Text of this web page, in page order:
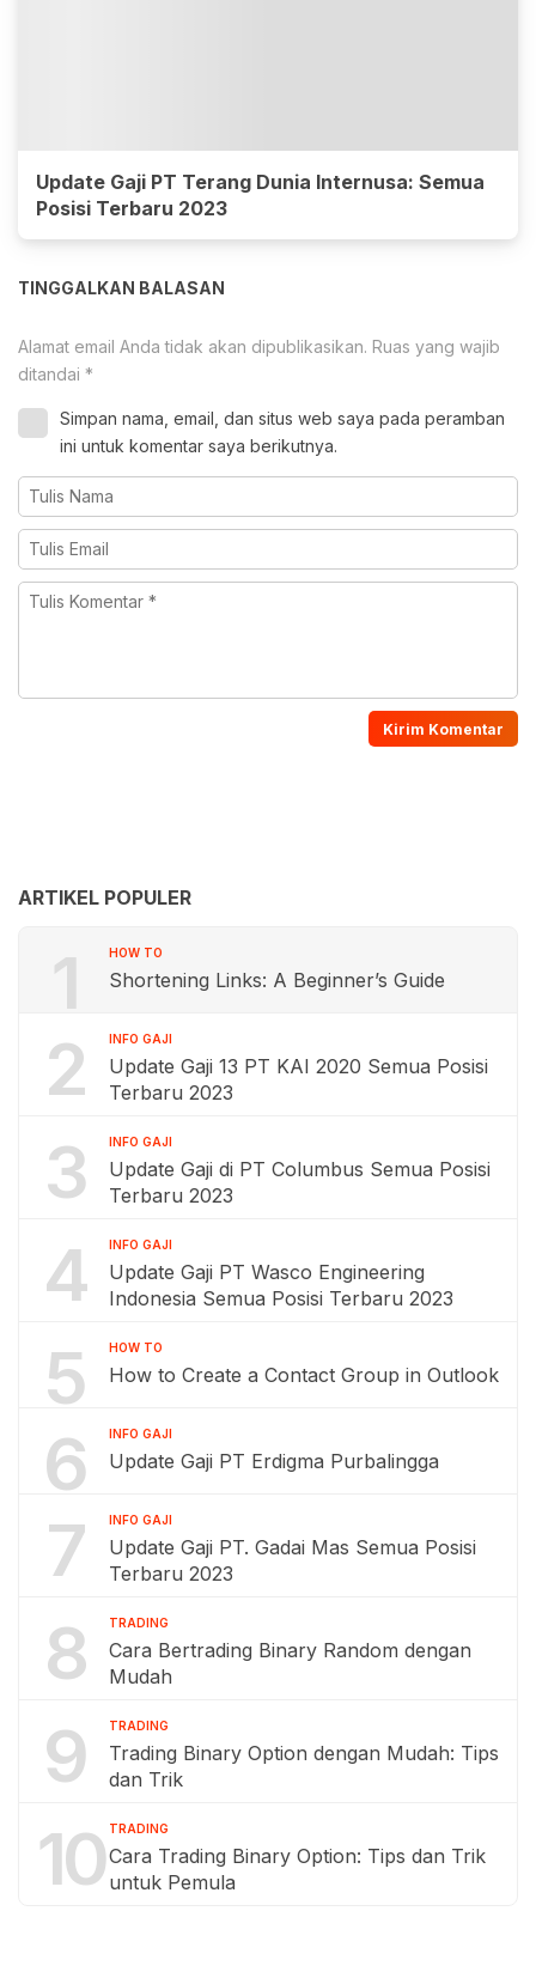
Update Gaji PT Terang Dunia Internusa: Semua
Posisi Terbaru 2023
TINGGALKAN BALASAN
Alamat email Anda tidak akan dipublikasikan. Ruas yang wajib
ditandai *
Simpan nama, email, dan situs web saya pada peramban
ini untuk komentar saya berikutnya.
ARTIKEL POPULER
1 HOW TO
Shortening Links: A Beginner’s Guide
2 INFO GAJI
Update Gaji 13 PT KAI 2020 Semua Posisi
Terbaru 2023
3 INFO GAJI
Update Gaji di PT Columbus Semua Posisi
Terbaru 2023
4 INFO GAJI
Update Gaji PT Wasco Engineering
Indonesia Semua Posisi Terbaru 2023
5 HOW TO
How to Create a Contact Group in Outlook
6 INFO GAJI
Update Gaji PT Erdigma Purbalingga
7 INFO GAJI
Update Gaji PT. Gadai Mas Semua Posisi
Terbaru 2023
8 TRADING
Cara Bertrading Binary Random dengan
Mudah
9 TRADING
Trading Binary Option dengan Mudah: Tips
dan Trik
10 TRADING
Cara Trading Binary Option: Tips dan Trik
untuk Pemula